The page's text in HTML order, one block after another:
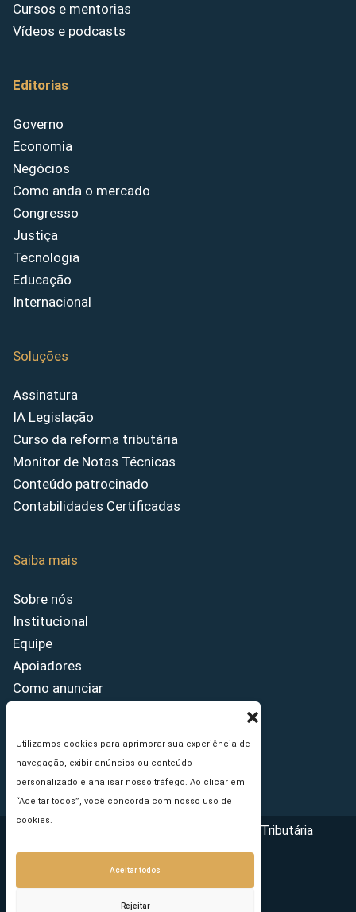
Utilizamos cookies para aprimorar sua experiência de
navegação, exibir anúncios ou conteúdo
personalizado e analisar nosso tráfego. Ao clicar em
“Aceitar todos”, você concorda com nosso uso de
cookies.
Aceitar todos
Rejeitar
Cursos e mentorias
Vídeos e podcasts
Editorias
Governo
Economia
Negócios
Como anda o mercado
Congresso
Justiça
Tecnologia
Educação
Internacional
Soluções
Assinatura
IA Legislação
Curso da reforma tributária
Monitor de Notas Técnicas
Conteúdo patrocinado
Contabilidades Certificadas
Saiba mais
Sobre nós
Institucional
Equipe
Apoiadores
Como anunciar
Princípios Editoriais
Copyright © 2026 - Portal da Reforma Tributária